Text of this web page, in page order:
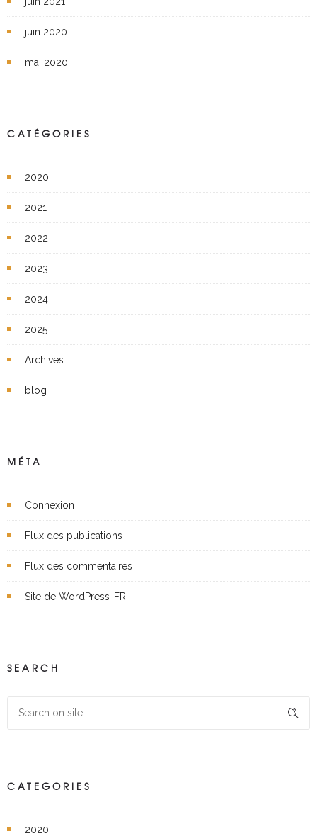
juin 2020
mai 2020
CATÉGORIES
2020
2021
2022
2023
2024
2025
Archives
blog
MÉTA
Connexion
Flux des publications
Flux des commentaires
Site de WordPress-FR
SEARCH
CATEGORIES
2020